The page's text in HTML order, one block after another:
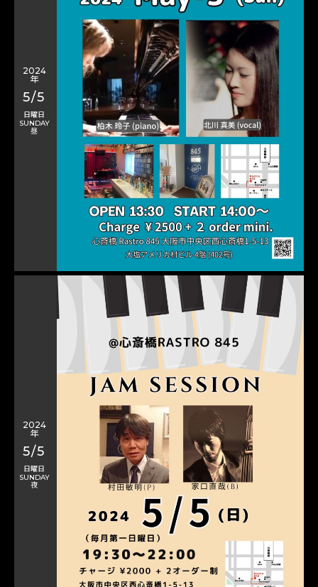
2024
年
5/5
日曜日
SUNDAY
昼
2024
年
5/5
日曜日
SUNDAY
夜